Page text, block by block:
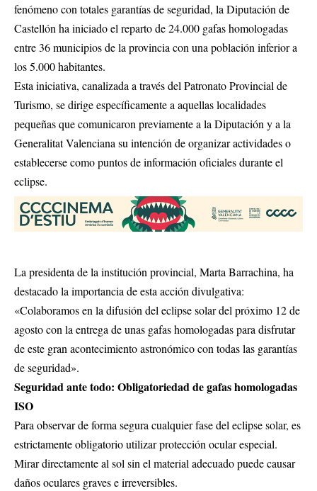
fenómeno con totales garantías de seguridad, la Diputación de
Castellón ha iniciado el reparto de 24.000 gafas homologadas
entre 36 municipios de la provincia con una población inferior a
los 5.000 habitantes.
Esta iniciativa, canalizada a través del Patronato Provincial de
Turismo, se dirige específicamente a aquellas localidades
pequeñas que comunicaron previamente a la Diputación y a la
Generalitat Valenciana su intención de organizar actividades o
establecerse como puntos de información oficiales durante el
eclipse.
La presidenta de la institución provincial, Marta Barrachina, ha
destacado la importancia de esta acción divulgativa:
«Colaboramos en la difusión del eclipse solar del próximo 12 de
agosto con la entrega de unas gafas homologadas para disfrutar
de este gran acontecimiento astronómico con todas las garantías
de seguridad».
Seguridad ante todo: Obligatoriedad de gafas homologadas
ISO
Para observar de forma segura cualquier fase del eclipse solar, es
estrictamente obligatorio utilizar protección ocular especial.
Mirar directamente al sol sin el material adecuado puede causar
daños oculares graves e irreversibles.